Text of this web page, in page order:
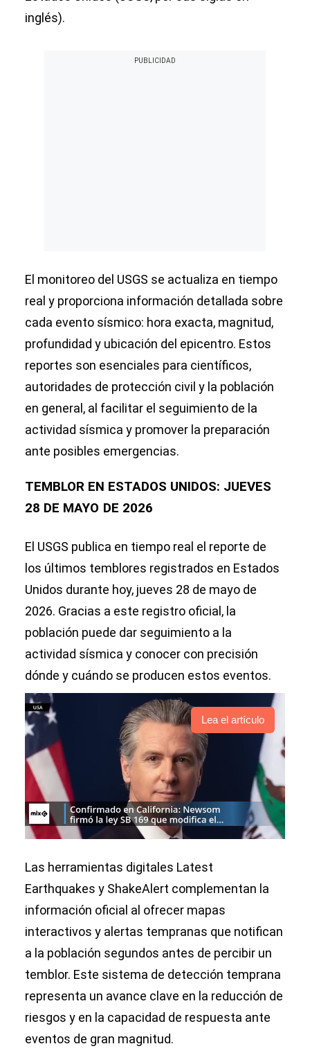
inglés).
El monitoreo del USGS se actualiza en tiempo
real y proporciona información detallada sobre
cada evento sísmico: hora exacta, magnitud,
profundidad y ubicación del epicentro. Estos
reportes son esenciales para científicos,
autoridades de protección civil y la población
en general, al facilitar el seguimiento de la
actividad sísmica y promover la preparación
ante posibles emergencias.
TEMBLOR EN ESTADOS UNIDOS: JUEVES
28 DE MAYO DE 2026
El USGS publica en tiempo real el reporte de
los últimos temblores registrados en Estados
Unidos durante hoy, jueves 28 de mayo de
2026. Gracias a este registro oficial, la
población puede dar seguimiento a la
actividad sísmica y conocer con precisión
dónde y cuándo se producen estos eventos.
Lea el artículo
Las herramientas digitales Latest
Earthquakes y ShakeAlert complementan la
información oficial al ofrecer mapas
interactivos y alertas tempranas que notifican
a la población segundos antes de percibir un
temblor. Este sistema de detección temprana
representa un avance clave en la reducción de
riesgos y en la capacidad de respuesta ante
eventos de gran magnitud.